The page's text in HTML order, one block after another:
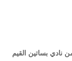
نادي بساتين القيم